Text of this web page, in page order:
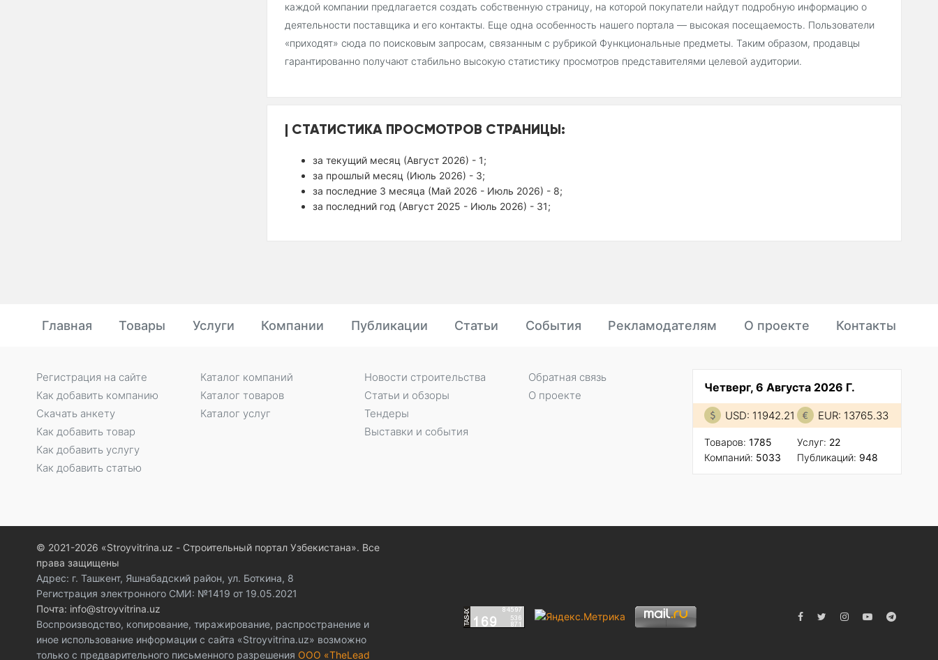
каждой компании предлагается создать собственную страницу, на которой покупатели найдут подробную информацию о
деятельности поставщика и его контакты. Еще одна особенность нашего портала — высокая посещаемость. Пользователи
«приходят» сюда по поисковым запросам, связанным с рубрикой Функциональные предметы. Таким образом, продавцы
гарантированно получают стабильно высокую статистику просмотров представителями целевой аудитории.
СТАТИСТИКА ПРОСМОТРОВ СТРАНИЦЫ:
за текущий месяц (Август 2026) - 1;
за прошлый месяц (Июль 2026) - 3;
за последние 3 месяца (Май 2026 - Июль 2026) - 8;
за последний год (Август 2025 - Июль 2026) - 31;
Главная Товары Услуги Компании Публикации Статьи События Рекламодателям О проекте Контакты
Четверг, 6 Августа 2026 Г.
USD: 11942.21 EUR: 13765.33
Товаров: 1785
Компаний: 5033
Услуг: 22
Публикаций: 948
Регистрация на сайте
Как добавить компанию
Скачать анкету
Как добавить товар
Как добавить услугу
Как добавить статью
Каталог компаний
Каталог товаров
Каталог услуг
Новости строительства
Статьи и обзоры
Тендеры
Выставки и события
Обратная связь
О проекте
© 2021-2026 «Stroyvitrina.uz - Строительный портал Узбекистана». Все
права защищены
Адрес: г. Ташкент, Яшнабадский район, ул. Боткина, 8
Регистрация электронного СМИ: №1419 от 19.05.2021
Почта: info@stroyvitrina.uz
Воспроизводство, копирование, тиражирование, распространение и
иное использование информации с сайта «Stroyvitrina.uz» возможно
только с предварительного письменного разрешения ООО «TheLead